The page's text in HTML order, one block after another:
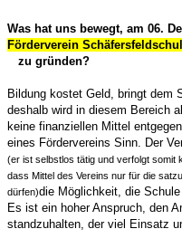
Was hat uns bewegt, am 06.
Förderverein
zu gründen?
Bildung kostet Geld, bringt dem
deshalb wird in diesem Bereich
keine finanziellen Mittel
eines Fördervereins Sinn. Der
(er ist selbstlos tätig und verfolgt somit
dass Mittel des Vereins nur für die
dürfen)die Möglichkeit, die
Es ist ein hoher Anspruch, den
standzuhalten, der viel Einsatz